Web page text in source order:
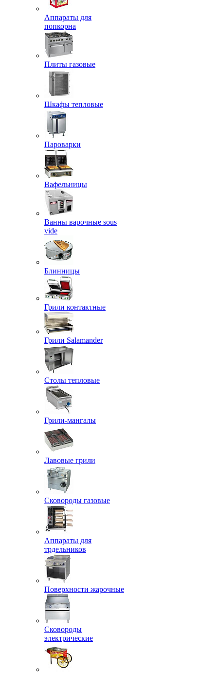
Аппараты для
попкорна
Плиты газовые
Шкафы тепловые
Пароварки
Вафельницы
Ванны варочные sous
vide
Блинницы
Грили контактные
Грили Salamander
Столы тепловые
Грили-мангалы
Лавовые грили
Сковороды газовые
Аппараты для
трдельников
Поверхности жарочные
Сковороды
электрические